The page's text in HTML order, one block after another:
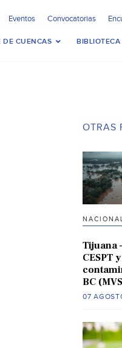
Eventos Convocatorias
DE CUENCAS BIBLIOTECA
OTRAS
NACIONAL
Tijuana
CESPT
BC
07